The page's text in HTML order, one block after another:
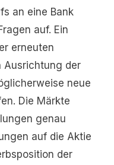
an eine Bank
auf. Ein
erneuten
Ausrichtung der
neue
Die Märkte
genau
auf die Aktie
der